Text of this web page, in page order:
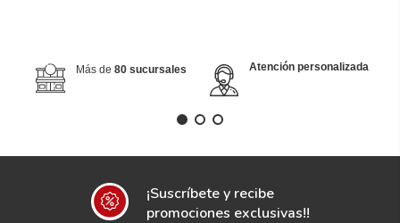
Más de 80 sucursales Atención personalizada
¡Suscríbete y recibe
promociones exclusivas!!